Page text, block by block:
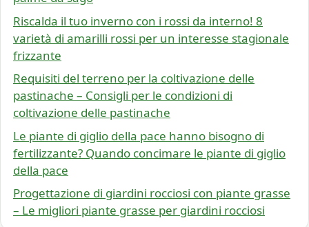
Riscalda il tuo inverno con i rossi da interno! 8
varietà di amarilli rossi per un interesse stagionale
frizzante
Requisiti del terreno per la coltivazione delle
pastinache – Consigli per le condizioni di
coltivazione delle pastinache
Le piante di giglio della pace hanno bisogno di
fertilizzante? Quando concimare le piante di giglio
della pace
Progettazione di giardini rocciosi con piante grasse
– Le migliori piante grasse per giardini rocciosi